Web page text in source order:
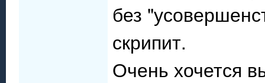
без
скрипит.
Очень хочется